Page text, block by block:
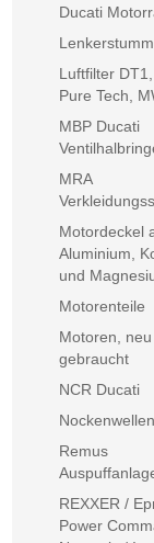
Ducati
Luftfilter DT1,
Pure Tech,
MBP Ducati
MRA
Motordeckel
Aluminium,
und
Motorenteile
Motoren,
gebraucht
NCR Ducati
Nockenwellen
Remus
REXXER /
Power